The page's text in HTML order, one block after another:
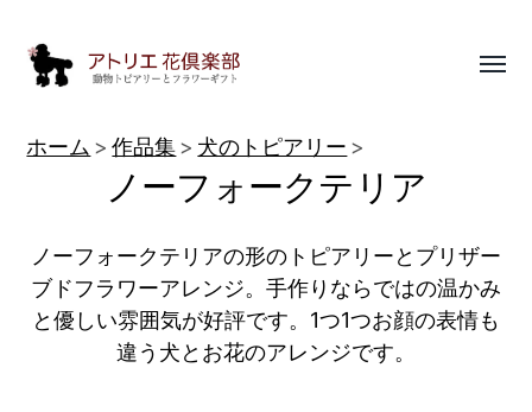
動
ピ
ア
リ
ホーム 作品集 犬のトピアリー
ノーフォークテリア
ノーフォークテリアの形のトピアリーとプリザー
ブドフラワーアレンジ。手作りならではの温かみ
と優しい雰囲気が好評です。1つ1つお顔の表情も
違う犬とお花のアレンジです。